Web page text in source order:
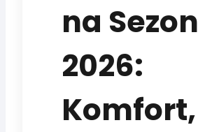
na Sezon
2026:
Komfort,